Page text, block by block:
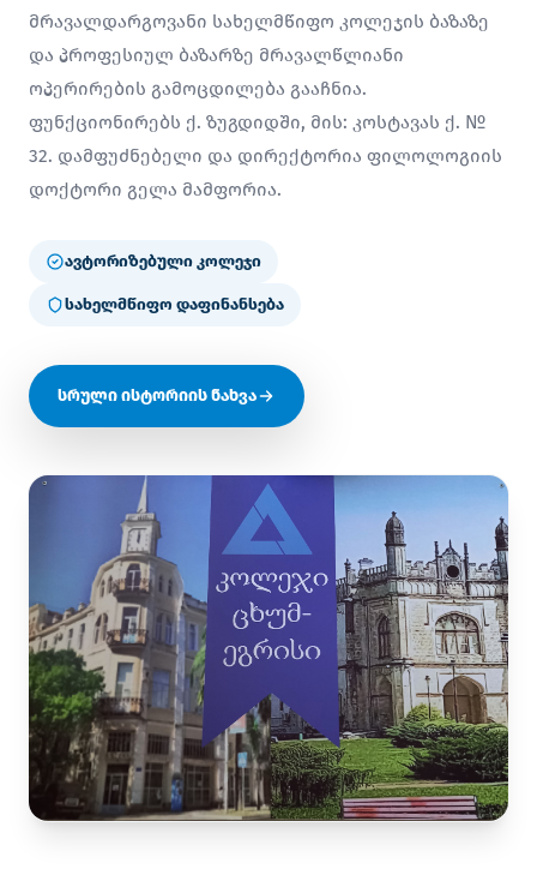
მრავალდარგოვანი სახელმწიფო კოლეჯის ბაზაზე
და პროფესიულ ბაზარზე მრავალწლიანი
ოპერირების გამოცდილება გააჩნია.
ფუნქციონირებს ქ. ზუგდიდში, მის: კოსტავას ქ. №
32. დამფუძნებელი და დირექტორია ფილოლოგიის
დოქტორი გელა მამფორია.
ავტორიზებული კოლეჯი
სახელმწიფო დაფინანსება
სრული ისტორიის ნახვა